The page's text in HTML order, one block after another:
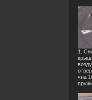
1.
«на